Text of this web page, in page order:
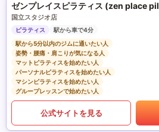
ゼンプレイスピラティス (zen place
国立スタジオ店
ピラティス
駅から車で4分
駅から5分以内のジムに通いたい人
姿勢・腰痛・肩こりが気になる人
マットピラティスを始めたい人
パーソナルピラティスを始めたい人
マシンピラティスを始めたい人
グループレッスンで始めたい人
公式サイトを見る